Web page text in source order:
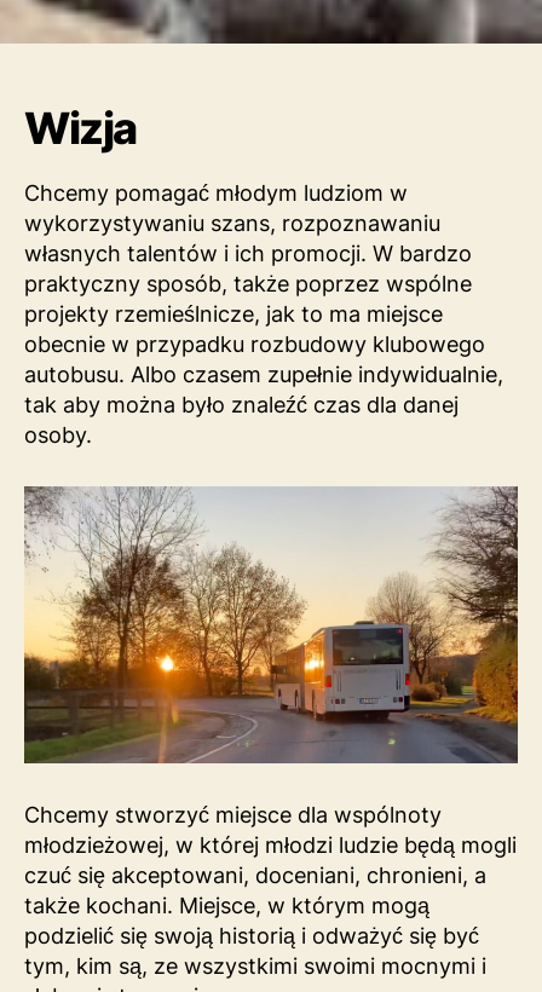
Wizja
Chcemy pomagać młodym ludziom w
wykorzystywaniu szans, rozpoznawaniu
własnych talentów i ich promocji. W bardzo
praktyczny sposób, także poprzez wspólne
projekty rzemieślnicze, jak to ma miejsce
obecnie w przypadku rozbudowy klubowego
autobusu. Albo czasem zupełnie indywidualnie,
tak aby można było znaleźć czas dla danej
osoby.
Chcemy stworzyć miejsce dla wspólnoty
młodzieżowej, w której młodzi ludzie będą mogli
czuć się akceptowani, doceniani, chronieni, a
także kochani. Miejsce, w którym mogą
podzielić się swoją historią i odważyć się być
tym, kim są, ze wszystkimi swoimi mocnymi i